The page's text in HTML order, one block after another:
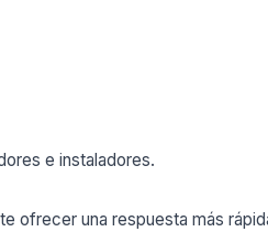
e instaladores.
ofrecer una respuesta más